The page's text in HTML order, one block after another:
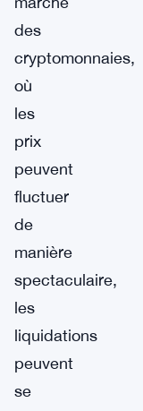
des
cryptomonnaies,
où
les
prix
peuvent
fluctuer
de
manière
spectaculaire,
les
liquidations
peuvent
se